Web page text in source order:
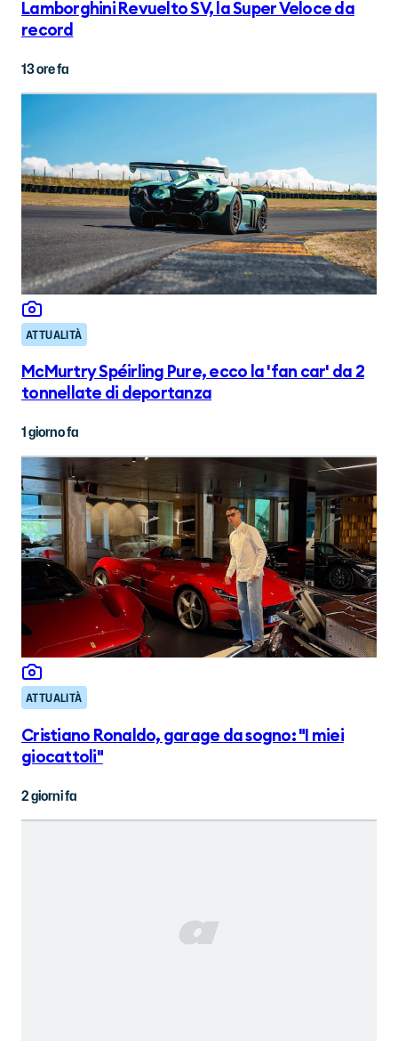
Lamborghini Revuelto SV, la Super Veloce da
record
13 ore fa
ATTUALITÀ
McMurtry Spéirling Pure, ecco la 'fan car' da 2
tonnellate di deportanza
1 giorno fa
ATTUALITÀ
Cristiano Ronaldo, garage da sogno: "I miei
giocattoli"
2 giorni fa